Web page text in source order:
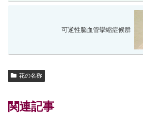
可逆性脳血管攣縮症候群
花の名称
関連記事